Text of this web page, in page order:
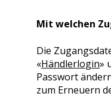
Mit welchen
Die
«Händlerlogin»
Passwort
zum Erneuern